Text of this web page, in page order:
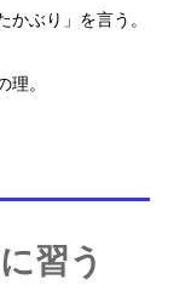
ぶり」を言う。
。
習う